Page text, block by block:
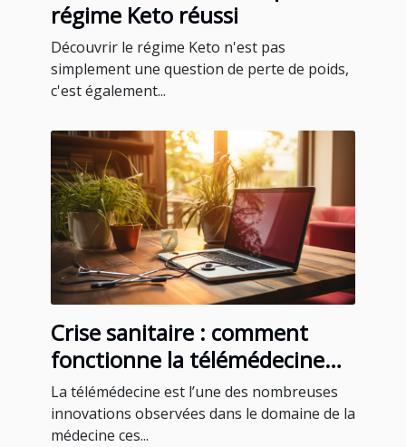
régime Keto réussi
Découvrir le régime Keto n'est pas
simplement une question de perte de poids,
c'est également...
Crise sanitaire : comment
fonctionne la télémédecine
pour un rendez-vous médical
à Martinique ?
La télémédecine est l’une des nombreuses
innovations observées dans le domaine de la
médecine ces...